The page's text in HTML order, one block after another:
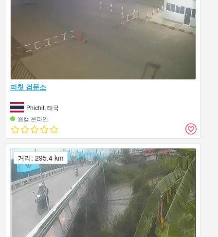
피칫 검문소
Phichit, 태국
웹캠 온라인
거리: 295.4 km